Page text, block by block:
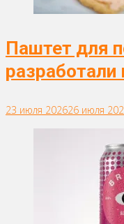
Паштет для
23 июля 202626 июля